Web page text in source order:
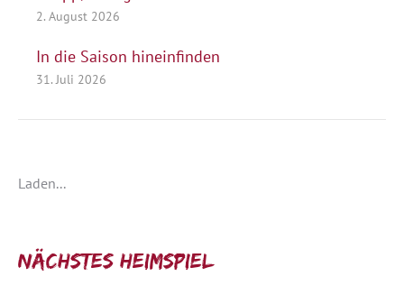
2. August 2026
In die Saison hineinfinden
31. Juli 2026
Laden...
Nächstes Heimspiel